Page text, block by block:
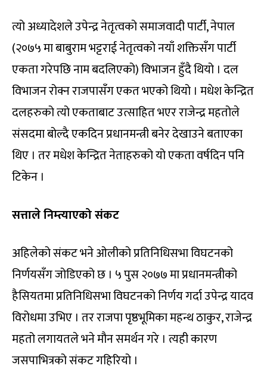
त्यो अध्यादेशले उपेन्द्र नेतृत्वको समाजवादी पार्टी, नेपाल
(२०७५ मा बाबुराम भट्टराई नेतृत्वको नयाँ शक्तिसँग पार्टी
एकता गरेपछि नाम बदलिएको) विभाजन हुँदै थियो । दल
विभाजन रोक्न राजपासँग एकत भएको थियो । मधेश केन्द्रित
दलहरुको त्यो एकताबाट उत्साहित भएर राजेन्द्र महतोले
संसदमा बोल्दै एकदिन प्रधानमन्त्री बनेर देखाउने बताएका
थिए । तर मधेश केन्द्रित नेताहरुको यो एकता वर्षदिन पनि
टिकेन ।
सत्ताले निम्त्याएको संकट
अहिलेको संकट भने ओलीको प्रतिनिधिसभा विघटनको
निर्णयसँग जोडिएको छ । ५ पुस २०७७ मा प्रधानमन्त्रीको
हैसियतमा प्रतिनिधिसभा विघटनको निर्णय गर्दा उपेन्द्र यादव
विरोधमा उभिए । तर राजपा पृष्ठभूमिका महन्थ ठाकुर, राजेन्द्र
महतो लगायतले भने मौन समर्थन गरे । त्यही कारण
जसपाभित्रको संकट गहिरियो ।